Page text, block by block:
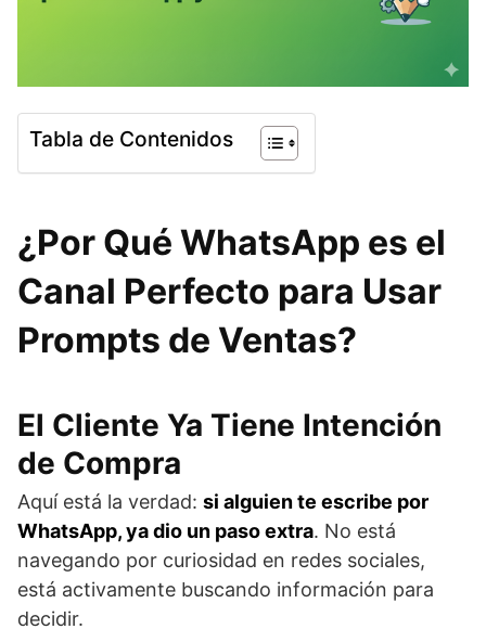
Tabla de Contenidos
¿Por Qué WhatsApp es el
Canal Perfecto para Usar
Prompts de Ventas?
El Cliente Ya Tiene Intención
de Compra
Aquí está la verdad: si alguien te escribe por
WhatsApp, ya dio un paso extra. No está
navegando por curiosidad en redes sociales,
está activamente buscando información para
decidir.